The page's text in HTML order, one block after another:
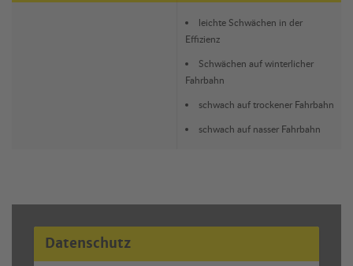
leichte Schwächen in der
Effizienz
Schwächen auf winterlicher
Fahrbahn
schwach auf trockener Fahrbahn
schwach auf nasser Fahrbahn
Datenschutz